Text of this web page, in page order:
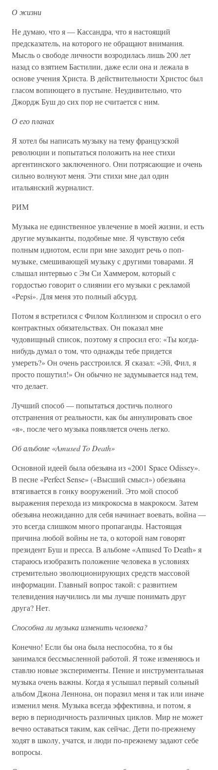
О жизни
Не думаю, что я — Кассандра, что я настоящий
предсказатель, на которого не обращают внимания.
Мысль о свободе личности возродилась лишь 200 лет
назад со взятием Бастилии, даже если она и лежала в
основе учения Христа. В действительности Христос был
гласом вопиющего в пустыне. Неудивительно, что
Джордж Буш до сих пор не считается с ним.
О его планах
Я хотел бы написать музыку на тему французской
революции и попытаться положить на нее стихи
аргентинского заключенного. Они потрясающие и очень
сильно волнуют меня. Эти стихи мне дал один
итальянский журналист.
РИМ
Музыка не единственное увлечение в моей жизни, и есть
другие музыканты, подобные мне. Я чувствую себя
полным идиотом, если при мне заходит речь о поп-
музыке, смешивающей музыку с другими товарами. Я
слышал интервью с Эм Си Хаммером, который с
гордостью говорит о слиянии его музыки с рекламой
«Pepsi». Для меня это полный абсурд.
Потом я встретился с Филом Коллинзом и спросил о его
контрактных обязательствах. Он показал мне
чудовищный список, поэтому я спросил его: «Ты когда-
нибудь думал о том, что однажды тебе придется
умереть?» Он очень расстроился. Я сказал: «Эй, Фил, я
просто пошутил!» Он обычно не задумывается над тем,
что делает.
Лучший способ — попытаться достичь полного
отстранения от реальности, как бы аннулировать свое
«я», после чего музыка появляется очень легко.
Об альбоме «Amused To Death»
Основной идеей была обезьяна из «2001 Space Odissey».
В песне «Perfect Sense» («Высший смысл») обезьяна
втягивается в гонку вооружений. Это мой способ
выражения перехода из микрокосма в макрокосм. Затем
обезьяна неожиданно для себя начинает воевать, война —
это всегда слишком много пропаганды. Настоящая
причина любой войны не та, о которой нам говорят
президент Буш и пресса. В альбоме «Amused To Death» я
стараюсь изобразить положение человека в условиях
стремительно эволюционирующих средств массовой
информации. Главный вопрос такой: с развитием
телевидения научились ли мы лучше понимать друг
друга? Нет.
Способна ли музыка изменить человека?
Конечно! Если бы она была неспособна, то я бы
занимался бессмысленной работой. Я тоже изменяюсь и
ставлю новые эксперименты. Пение и инструментальная
музыка очень важны. Когда я услышал первый сольный
альбом Джона Леннона, он поразил меня и так или иначе
изменил меня. Музыка всегда эффективна, и потом, я
верю в периодичность различных циклов. Мир не может
вечно оставаться таким, как сейчас. Дети по-прежнему
ходят в школу, учатся, и люди по-прежнему задают себе
вопросы.